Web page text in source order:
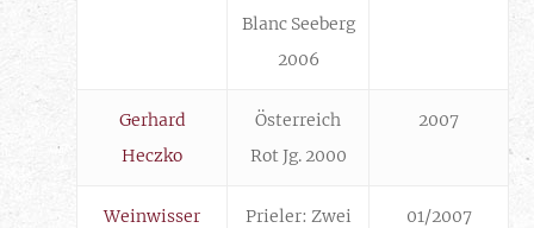
Blanc Seeberg
2006
Gerhard
Heczko
Österreich
Rot Jg. 2000
2007
Weinwisser
Prieler: Zwei
01/2007